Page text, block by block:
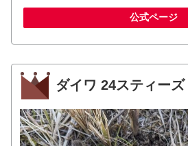
公式ページ
ダイワ 24スティー